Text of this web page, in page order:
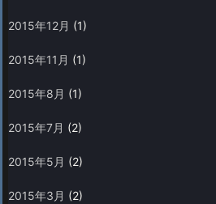
2015年12月 (1)
2015年11月 (1)
2015年8月 (1)
2015年7月 (2)
2015年5月 (2)
2015年3月 (2)